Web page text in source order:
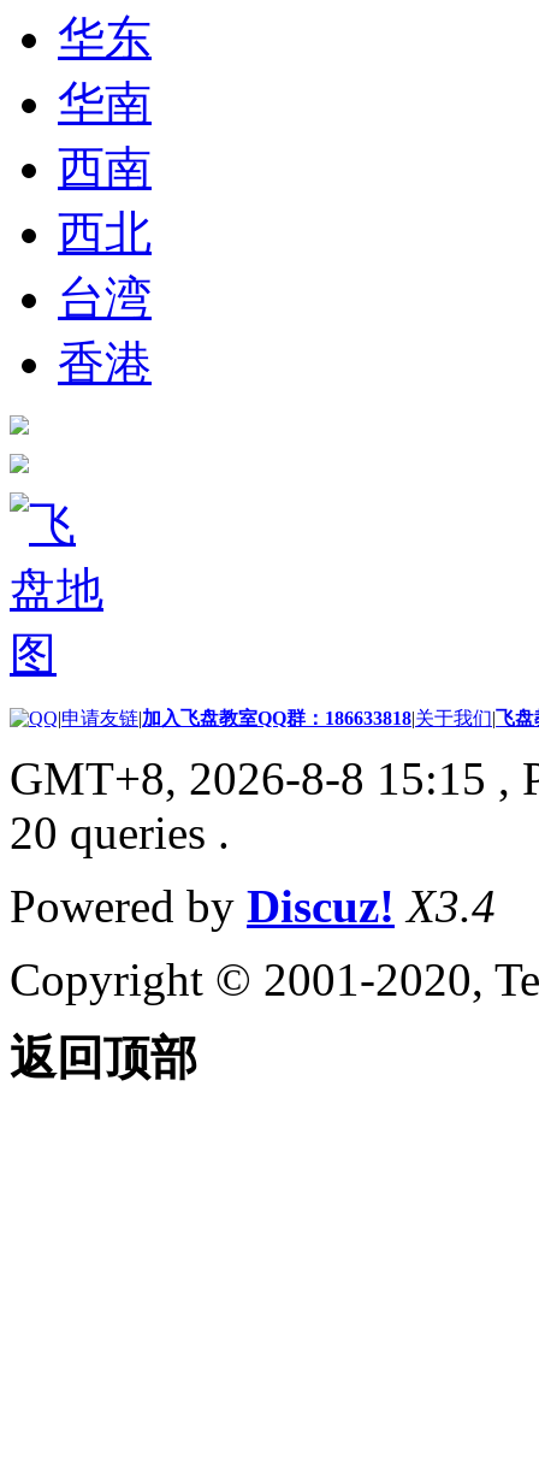
华东
华南
西南
西北
台湾
香港
|申请友链|加入飞盘教室QQ群：186633818|关于我们|飞盘
GMT+8, 2026-8-8 15:15 ,
20 queries .
Powered by Discuz! X3.4
Copyright © 2001-2020,
返回顶部